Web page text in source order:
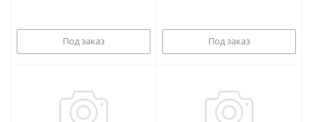
Под заказ Под заказ